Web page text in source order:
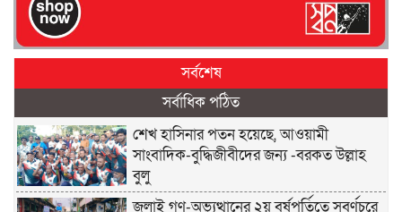
সর্বশেষ
সর্বাধিক পঠিত
শেখ হাসিনার পতন হয়েছে, আওয়ামী
সাংবাদিক-বুদ্ধিজীবীদের জন্য -বরকত উল্লাহ
বুলু
জুলাই গণ-অভ্যুত্থানের ২য় বর্ষপূর্তিতে সুবর্ণচরে